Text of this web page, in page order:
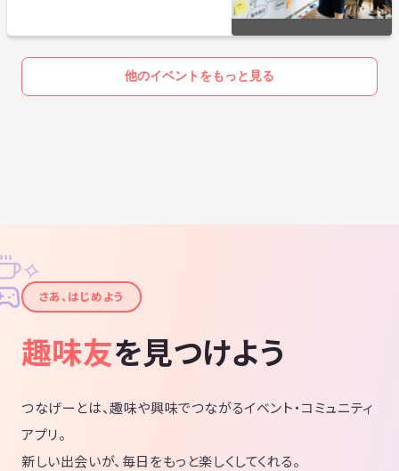
他のイベントをもっと見る
✦
✧
さあ、はじめよう
趣味友を見つけよう
つなげーとは、趣味や興味でつながるイベント・コミュニティ
アプリ。
新しい出会いが、毎日をもっと楽しくしてくれる。